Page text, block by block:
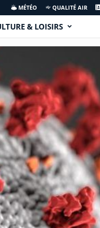
MÉTÉO QUALITÉ AIR
& LOISIRS